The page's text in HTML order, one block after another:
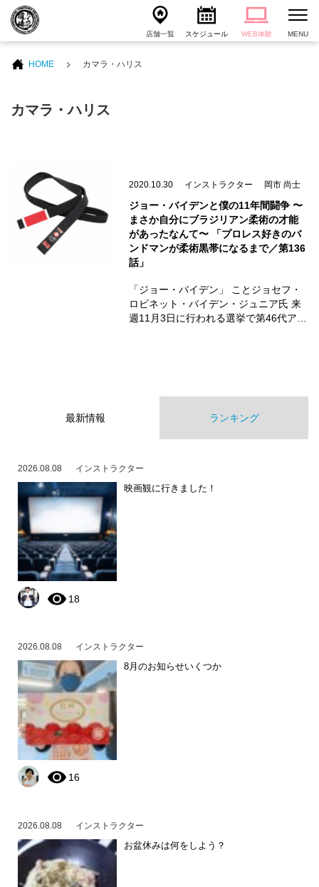
店舗一覧 スケジュール WEB体験 MENU
HOME カマラ・ハリス
カマラ・ハリス
2020.10.30 インストラクター 岡市 尚士
ジョー・バイデンと僕の11年間闘争 〜
まさか自分にブラジリアン柔術の才能
があったなんて〜 「プロレス好きのバ
ンドマンが柔術黒帯になるまで／第136
話」
「ジョー・バイデン」 ことジョセフ・
ロビネット・バイデン・ジュニア氏 来
週11月3日に行われる選挙で第46代ア…
最新情報 ランキング
2026.08.08 インストラクター
映画観に行きました！
18
2026.08.08 インストラクター
8月のお知らせいくつか
16
2026.08.08 インストラクター
お盆休みは何をしよう？